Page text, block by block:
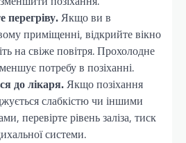
перегріву.Якщо ви в
приміщенні, відкрийте вікно
на свіже повітря. Прохолодне
потребу в позіханні.
до лікаря.Якщо позіхання
слабкістю чи іншими
перевірте рівень заліза, тиск
системи.